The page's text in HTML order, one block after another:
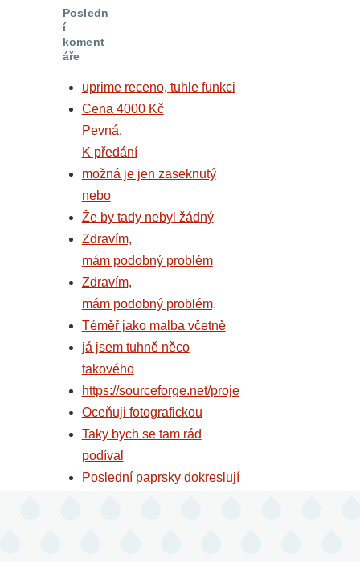
Posledn
í
koment
áře
uprime receno, tuhle funkci
Cena 4000 Kč
Pevná.
K předání
možná je jen zaseknutý
nebo
Že by tady nebyl žádný
Zdravím,
mám podobný problém
Zdravím,
mám podobný problém,
Téměř jako malba včetně
já jsem tuhně něco
takového
https://sourceforge.net/proje
Oceňuji fotografickou
Taky bych se tam rád
podíval
Poslední paprsky dokreslují